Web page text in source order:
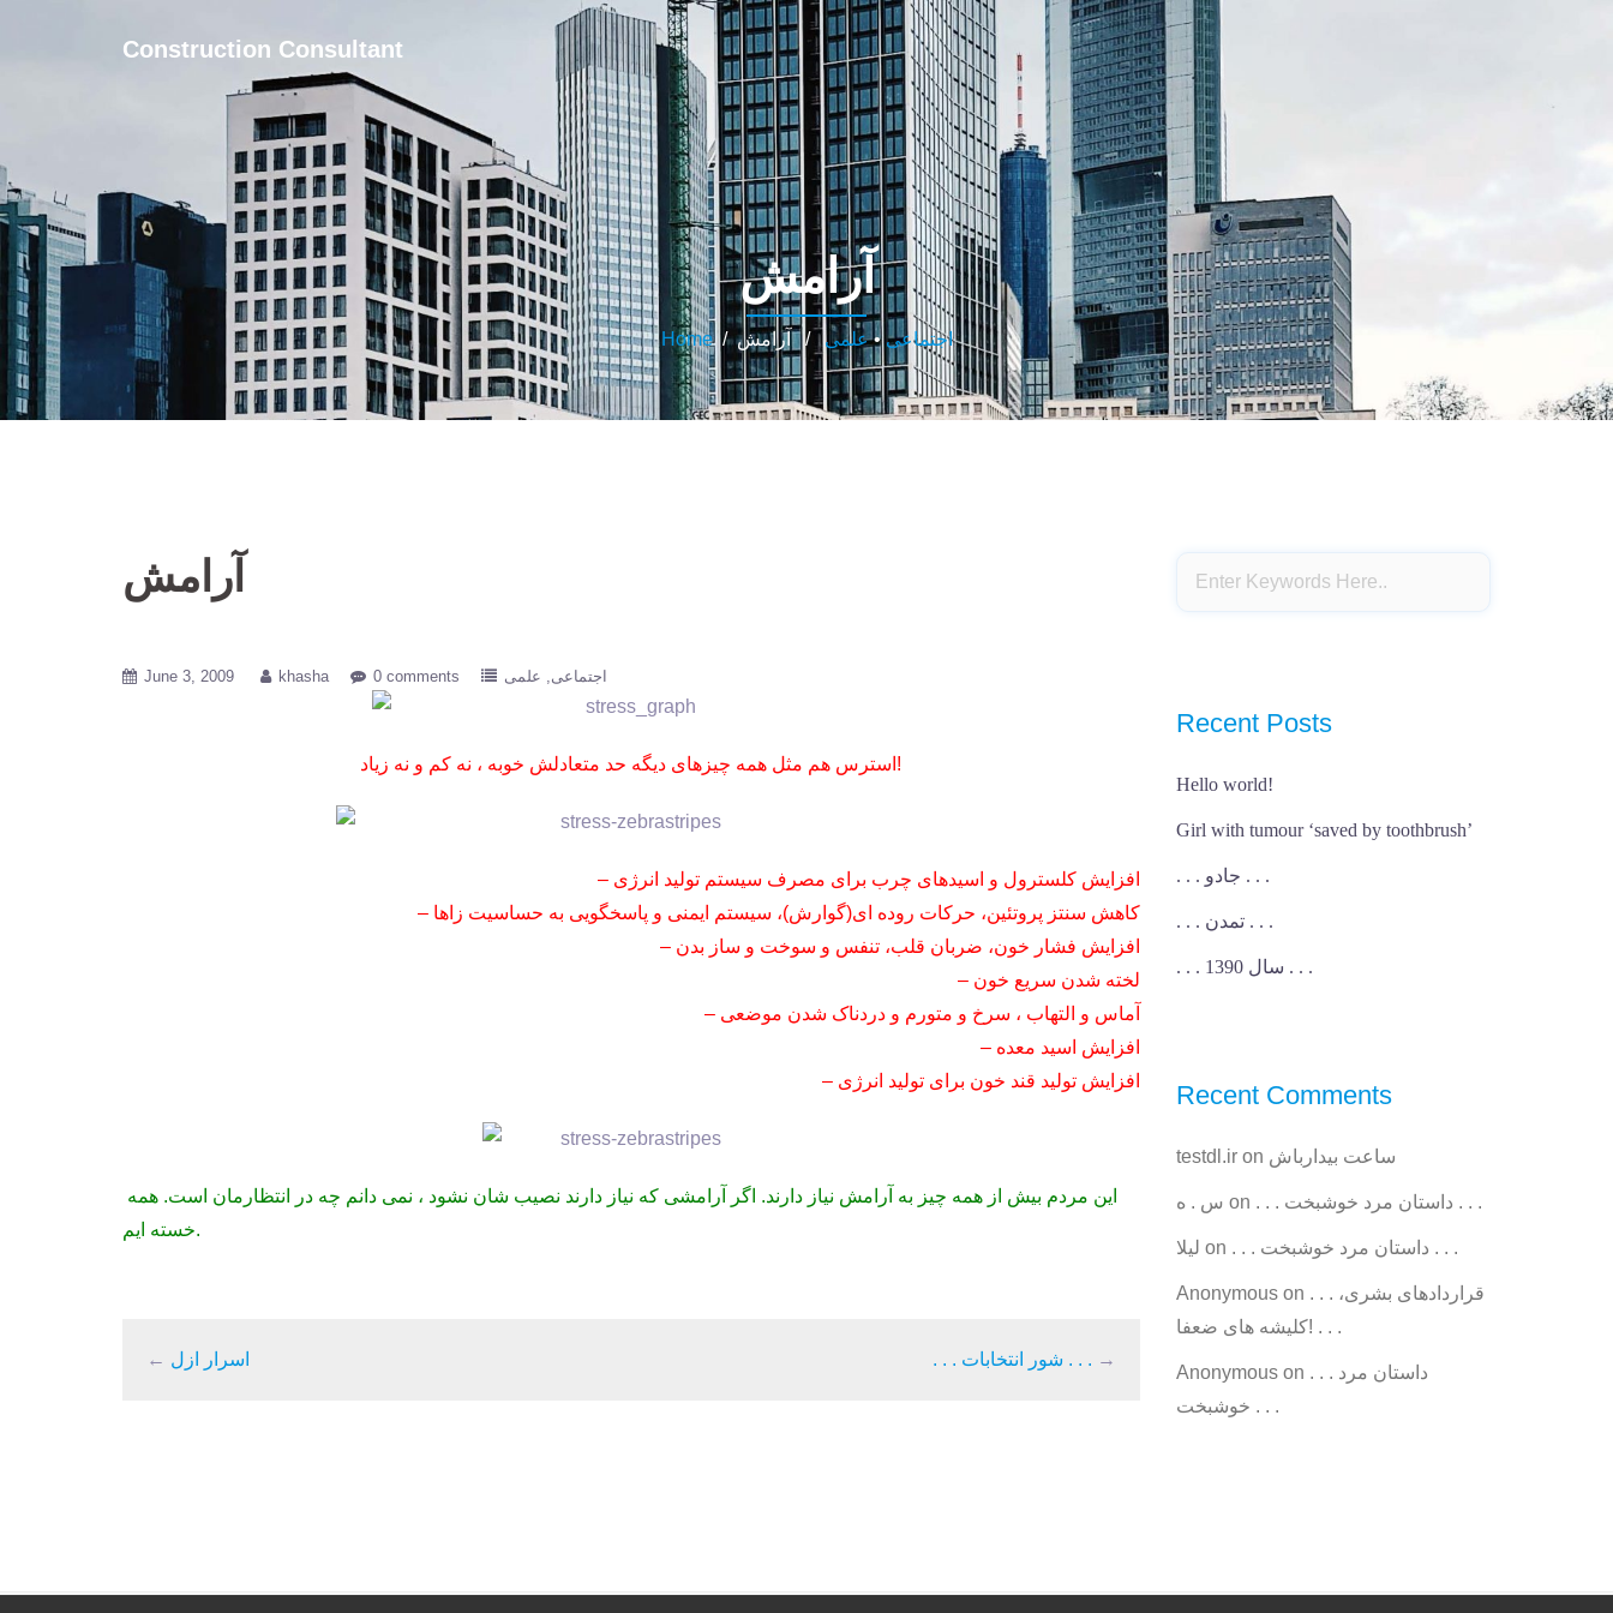
Construction Consultant
آرامش
Home/ اجتماعی •علمی / آرامش
آرامش
June 3, 2009 khasha 0 comments اجتماعی علمی
استرس هم مثل همه چیزهای دیگه حد متعادلش خوبه ، نه کم و نه زیاد!
– افزایش کلسترول و اسیدهای چرب برای مصرف سیستم تولید انرژی
– کاهش سنتز پروتئین، حرکات روده ای(گوارش)، سیستم ایمنی و پاسخگویی به حساسیت زاها
– افزایش فشار خون، ضربان قلب، تنفس و سوخت و ساز بدن
– لخته شدن سریع خون
– آماس و التهاب ، سرخ و متورم و دردناک شدن موضعی
– افزایش اسید معده
– افزایش تولید قند خون برای تولید انرژی
خسته ایم.
← اسرار ازل . . . شور انتخابات . . . →
Recent Posts
Hello world!
Girl with tumour ‘saved by toothbrush’
. . . جادو . . .
. . . تمدن . . .
. . . سال 1390 . . .
Recent Comments
testdl.iron ساعت بیدارباش
س . ه on . . . داستان مرد خوشبخت . . .
ليلا on . . . داستان مرد خوشبخت . . .
Anonymouson . . . قراردادهای بشری،
کلیشه های ضعفا! . . .
Anonymouson . . . داستان مرد
خوشبخت . . .